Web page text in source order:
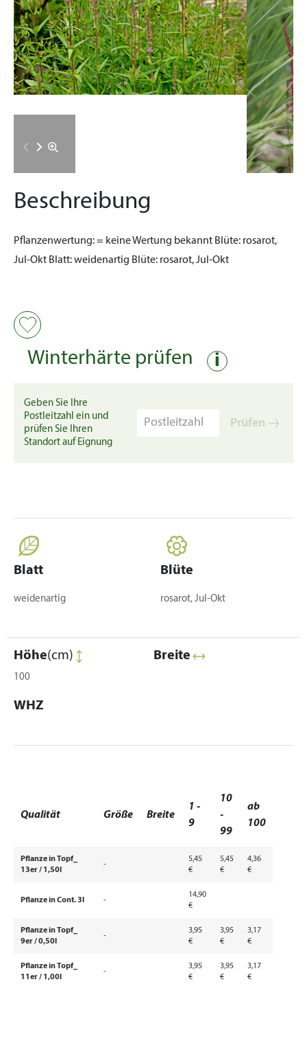
Beschreibung
Pflanzenwertung:= keine Wertung bekannt Blüte: rosarot,
Jul-Okt Blatt:weidenartig Blüte: rosarot, Jul-Okt
Winterhärte prüfen i
Geben Sie Ihre
Postleitzahl ein und
prüfen Sie Ihren
Standort auf Eignung
Prüfen
Blatt
weidenartig
Blüte
rosarot, Jul-Okt
Höhe(cm)
100
Breite
WHZ
Qualität Größe Breite
1 -
9
10
-
99
ab
100
Pflanze in Topf_
13er / 1,50l
-
5,45
€
5,45
€
4,36
€
Pflanze in Cont. 3l -
14,90
€
Pflanze in Topf_
9er / 0,50l
-
3,95
€
3,95
€
3,17
€
Pflanze in Topf_
11er / 1,00l
-
3,95
€
3,95
€
3,17
€